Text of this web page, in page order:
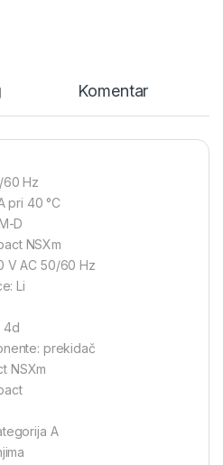
Komentar
Hz
pri 40 °C
D
NSXm
V AC 50/60 Hz
Li
4d
prekidač
NSXm
A